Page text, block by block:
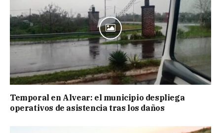
Temporal en Alvear: el municipio despliega
operativos de asistencia tras los daños